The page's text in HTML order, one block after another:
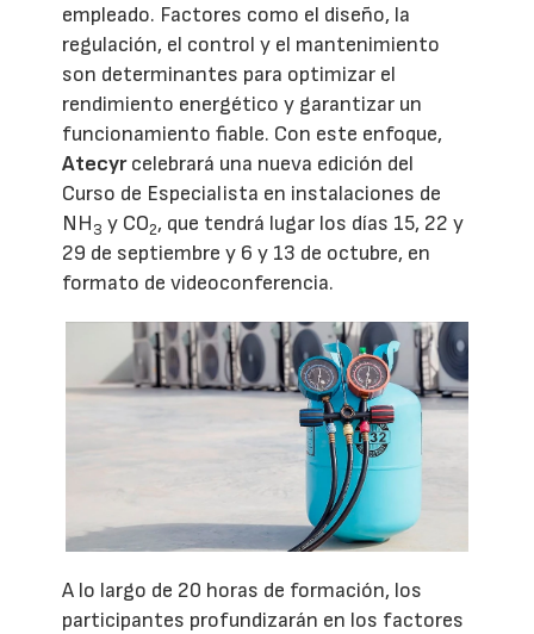
empleado. Factores como el diseño, la
regulación, el control y el mantenimiento
son determinantes para optimizar el
rendimiento energético y garantizar un
funcionamiento fiable. Con este enfoque,
Atecyrcelebrará una nueva edición del
Curso de Especialista en instalaciones de
NH3 y CO2, que tendrá lugar los días 15, 22 y
29 de septiembre y 6 y 13 de octubre, en
formato de videoconferencia.
A lo largo de 20 horas de formación, los
participantes profundizarán en los factores